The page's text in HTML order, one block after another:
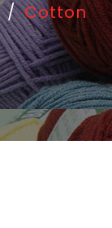
/ Cotton